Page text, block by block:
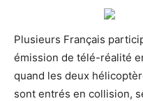
Plusieurs Français
émission de télé-réalité
quand les deux
sont entrés en collision,